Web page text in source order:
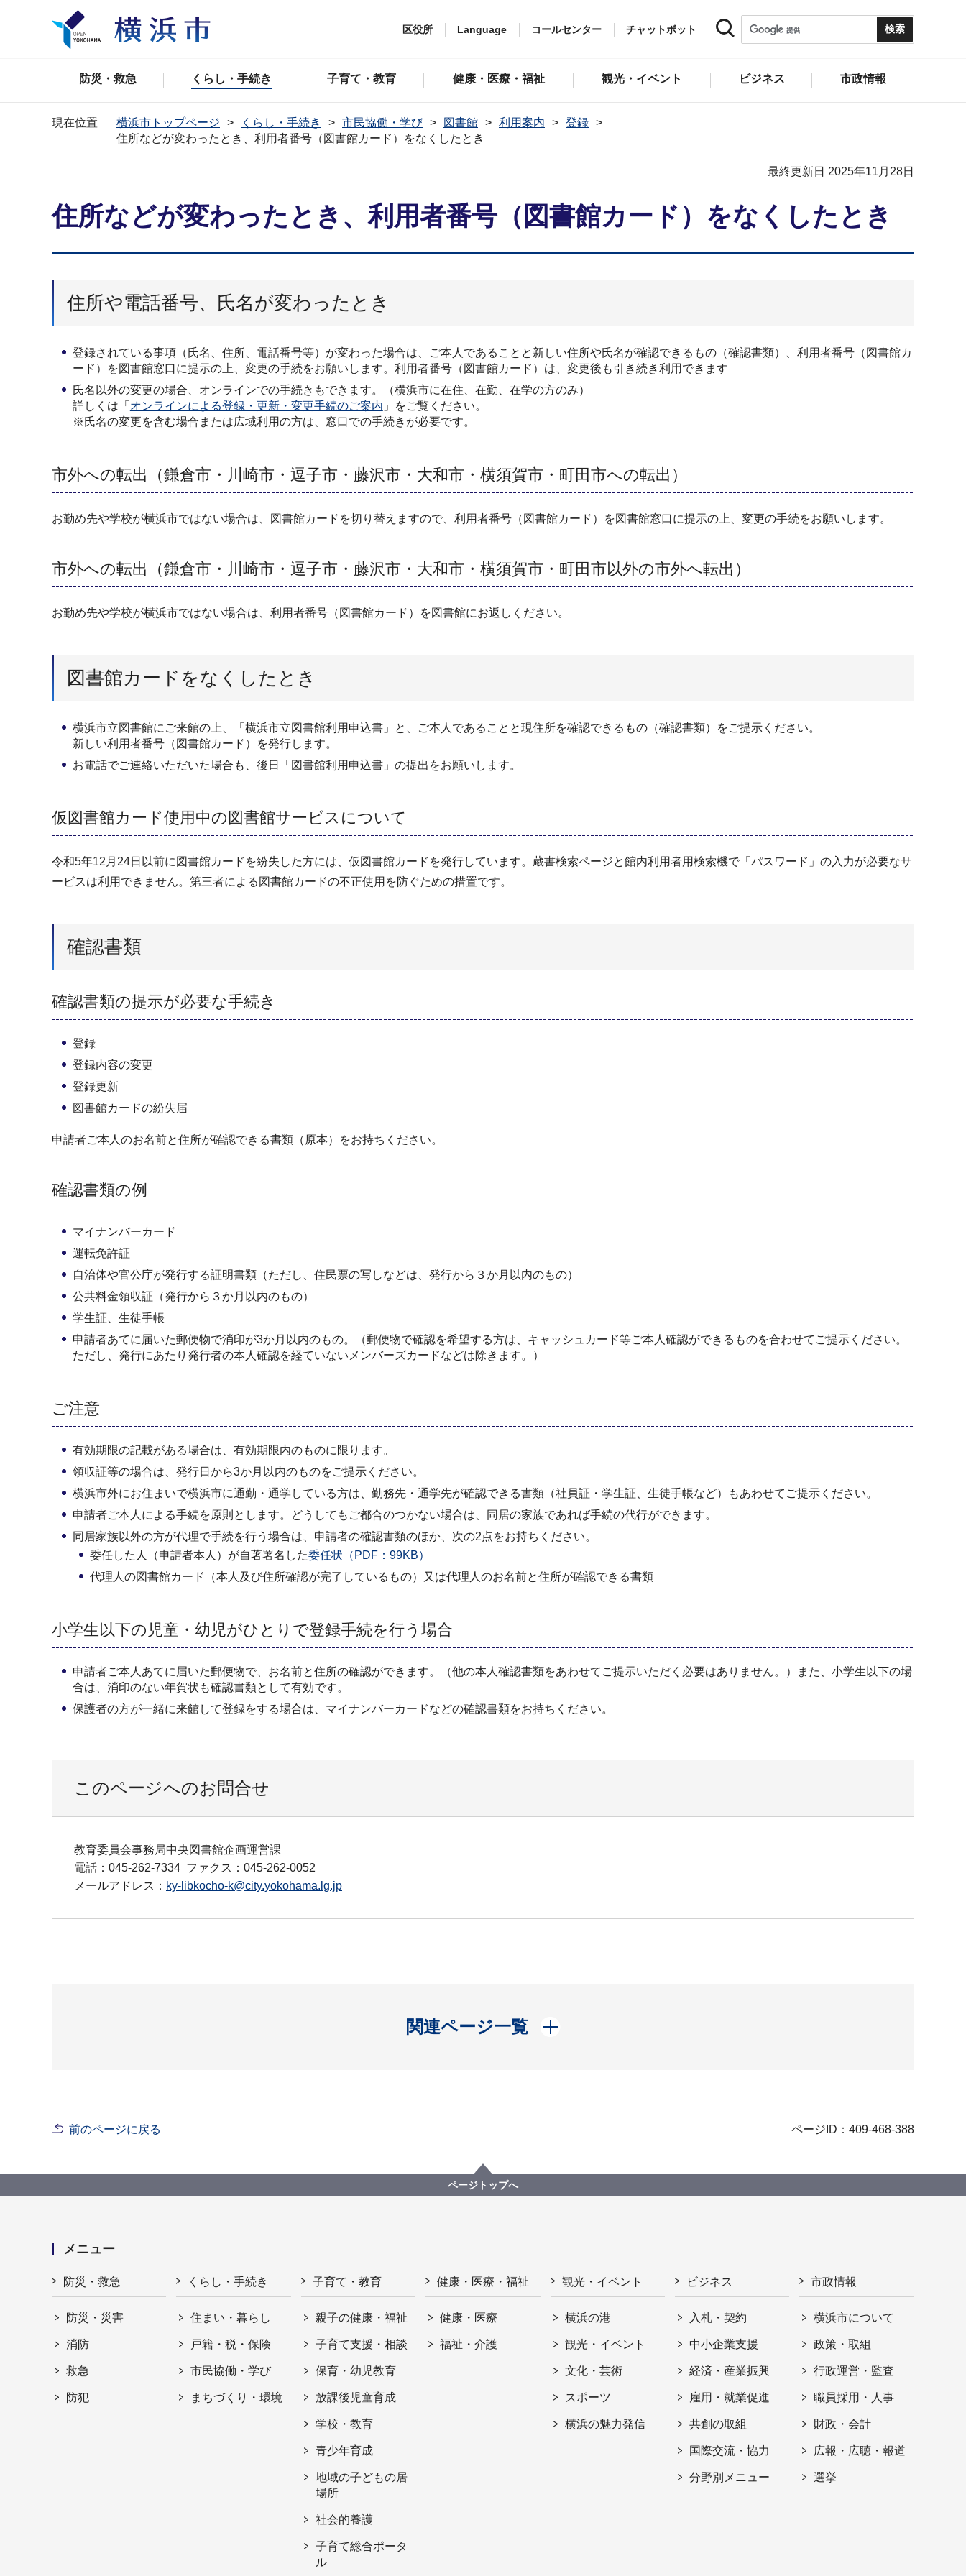
区役所 Language コールセンター チャットボット
防災・救急 くらし・手続き 子育て・教育 健康・医療・福祉 観光・イベント ビジネス 市政情報
現在位置 横浜市トップページ くらし・手続き 市民協働・学び 図書館 利用案内
登録
住所などが変わったとき、利用者番号（図書館カード）をなくしたとき
最終更新日 2025年11月28日
住所などが変わったとき、利用者番号（図書館カード）をなくしたとき
住所や電話番号、氏名が変わったとき
登録されている事項（氏名、住所、電話番号等）が変わった場合は、ご本人であることと新しい住所や氏名が確認できるもの（確認書類）、利用者番号（図書館カ
ード）を図書館窓口に提示の上、変更の手続をお願いします。利用者番号（図書館カード）は、変更後も引き続き利用できます
氏名以外の変更の場合、オンラインでの手続きもできます。（横浜市に在住、在勤、在学の方のみ）
詳しくは「 オンラインによる登録・更新・変更手続のご案内 」をご覧ください。
※氏名の変更を含む場合または広域利用の方は、窓口での手続きが必要です。
市外への転出（鎌倉市・川崎市・逗子市・藤沢市・大和市・横須賀市・町田市への転出）
お勤め先や学校が横浜市ではない場合は、図書館カードを切り替えますので、利用者番号（図書館カード）を図書館窓口に提示の上、変更の手続をお願いします。
市外への転出（鎌倉市・川崎市・逗子市・藤沢市・大和市・横須賀市・町田市以外の市外へ転出）
お勤め先や学校が横浜市ではない場合は、利用者番号（図書館カード）を図書館にお返しください。
図書館カードをなくしたとき
横浜市立図書館にご来館の上、「横浜市立図書館利用申込書」と、ご本人であることと現住所を確認できるもの（確認書類）をご提示ください。
新しい利用者番号（図書館カード）を発行します。
お電話でご連絡いただいた場合も、後日「図書館利用申込書」の提出をお願いします。
仮図書館カード使用中の図書館サービスについて
令和5年12月24日以前に図書館カードを紛失した方には、仮図書館カードを発行しています。蔵書検索ページと館内利用者用検索機で「パスワード」の入力が必要なサ
ービスは利用できません。第三者による図書館カードの不正使用を防ぐための措置です。
確認書類
確認書類の提示が必要な手続き
登録
登録内容の変更
登録更新
図書館カードの紛失届
申請者ご本人のお名前と住所が確認できる書類（原本）をお持ちください。
確認書類の例
マイナンバーカード
運転免許証
自治体や官公庁が発行する証明書類（ただし、住民票の写しなどは、発行から３か月以内のもの）
公共料金領収証（発行から３か月以内のもの）
学生証、生徒手帳
申請者あてに届いた郵便物で消印が3か月以内のもの。（郵便物で確認を希望する方は、キャッシュカード等ご本人確認ができるものを合わせてご提示ください。
ただし、発行にあたり発行者の本人確認を経ていないメンバーズカードなどは除きます。）
ご注意
有効期限の記載がある場合は、有効期限内のものに限ります。
領収証等の場合は、発行日から3か月以内のものをご提示ください。
横浜市外にお住まいで横浜市に通勤・通学している方は、勤務先・通学先が確認できる書類（社員証・学生証、生徒手帳など）もあわせてご提示ください。
申請者ご本人による手続を原則とします。どうしてもご都合のつかない場合は、同居の家族であれば手続の代行ができます。
同居家族以外の方が代理で手続を行う場合は、申請者の確認書類のほか、次の2点をお持ちください。
委任した人（申請者本人）が自著署名した委任状（PDF：99KB）
代理人の図書館カード（本人及び住所確認が完了しているもの）又は代理人のお名前と住所が確認できる書類
小学生以下の児童・幼児がひとりで登録手続を行う場合
申請者ご本人あてに届いた郵便物で、お名前と住所の確認ができます。（他の本人確認書類をあわせてご提示いただく必要はありません。）また、小学生以下の場
合は、消印のない年賀状も確認書類として有効です。
保護者の方が一緒に来館して登録をする場合は、マイナンバーカードなどの確認書類をお持ちください。
このページへのお問合せ
教育委員会事務局中央図書館企画運営課
電話：045-262-7334 ファクス：045-262-0052
メールアドレス： ky-libkocho-k@city.yokohama.lg.jp
関連ページ一覧
開く
前のページに戻る ページID：409-468-388
ページトップへ
メニュー
防災・救急
防災・災害
消防
救急
防犯
くらし・手続き
住まい・暮らし
戸籍・税・保険
市民協働・学び
まちづくり・環境
子育て・教育
親子の健康・福祉
子育て支援・相談
保育・幼児教育
放課後児童育成
学校・教育
青少年育成
地域の子どもの居
場所
社会的養護
子育て総合ポータ
ル
健康・医療・福祉
健康・医療
福祉・介護
観光・イベント
横浜の港
観光・イベント
文化・芸術
スポーツ
横浜の魅力発信
ビジネス
入札・契約
中小企業支援
経済・産業振興
雇用・就業促進
共創の取組
国際交流・協力
分野別メニュー
市政情報
横浜市について
政策・取組
行政運営・監査
職員採用・人事
財政・会計
広報・広聴・報道
選挙